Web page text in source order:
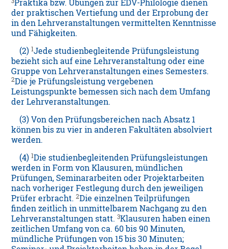
Praktika bzw. Übungen zur EDV-Philologie dienen
der praktischen Vertiefung und der Erprobung der
in den Lehrveranstaltungen vermittelten Kenntnisse
und Fähigkeiten.
(2)1Jede studienbegleitende Prüfungsleistung
bezieht sich auf eine Lehrveranstaltung oder eine
Gruppe von Lehrveranstaltungen eines Semesters.
2Die je Prüfungsleistung vergebenen
Leistungspunkte bemessen sich nach dem Umfang
der Lehrveranstaltungen.
(3) Von den Prüfungsbereichen nach Absatz 1
können bis zu vier in anderen Fakultäten absolviert
werden.
(4)1Die studienbegleitenden Prüfungsleistungen
werden in Form von Klausuren, mündlichen
Prüfungen, Seminararbeiten oder Projektarbeiten
nach vorheriger Festlegung durch den jeweiligen
Prüfer erbracht.2Die einzelnen Teilprüfungen
finden zeitlich in unmittelbarem Nachgang zu den
Lehrveranstaltungen statt.3Klausuren haben einen
zeitlichen Umfang von ca. 60 bis 90 Minuten,
mündliche Prüfungen von 15 bis 30 Minuten;